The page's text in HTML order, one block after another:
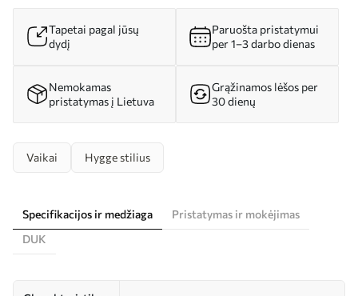
Tapetai pagal jūsų
dydį
Paruošta pristatymui
per 1–3 darbo dienas
Nemokamas
pristatymas į Lietuva
Grąžinamos lėšos per
30 dienų
Vaikai Hygge stilius
Specifikacijos ir medžiaga
Pristatymas ir mokėjimas
DUK